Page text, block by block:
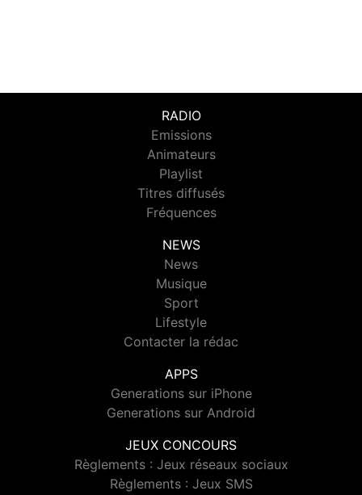
RADIO
Emissions
Animateurs
Playlist
Titres diffusés
Fréquences
NEWS
News
Musique
Sport
Lifestyle
Contacter la rédac
APPS
Generations sur iPhone
Generations sur Android
JEUX CONCOURS
Règlements : Jeux réseaux sociaux
Règlements : Jeux SMS